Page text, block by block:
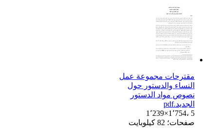
مقترحات مجموعة عمل
النساء والدستور حول
نصوص مواد الدستور
الجديد.pdf
1٬239×1٬754، 5
صفحات؛ 82 كيلوبايت